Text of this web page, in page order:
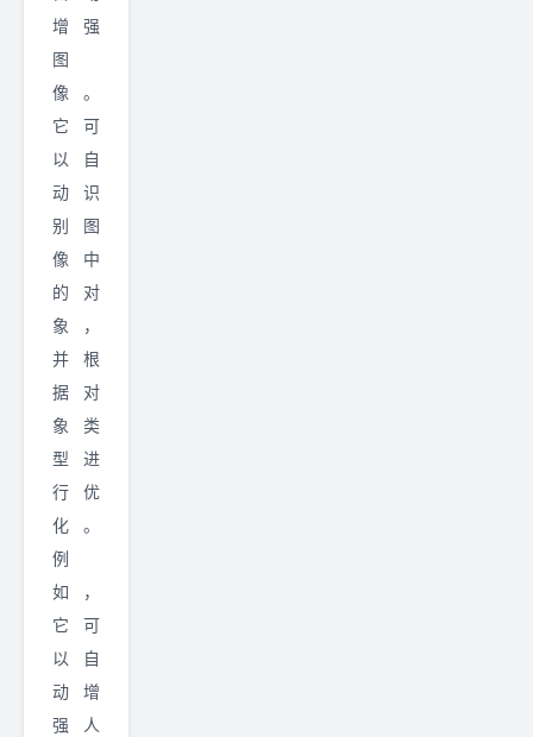
增强
图
像。
它可
以自
动识
别图
像中
的对
象，
并根
据对
象类
型进
行优
化。
例
如，
它可
以自
动增
强人